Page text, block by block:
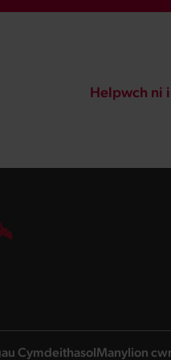
Helpwch ni
CymdeithasolManylion